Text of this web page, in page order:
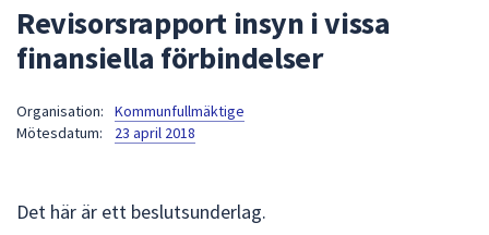
sökfältet
kommer
sökförslag
Revisorsrapport insyn i vissa
finansiella förbindelser
Organisation:
Kommunfullmäktige
Mötesdatum:
23 april 2018
Det här är ett beslutsunderlag.